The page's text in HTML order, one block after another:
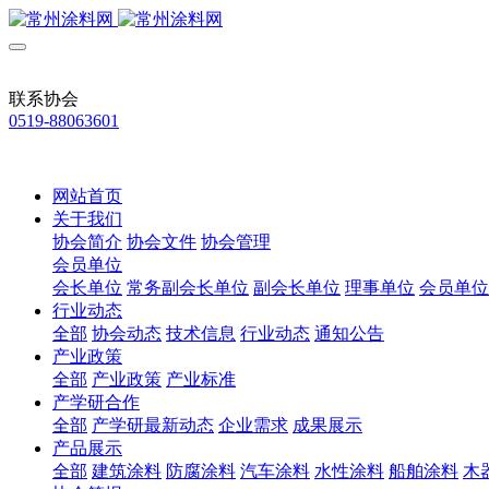
联系协会
0519-88063601
网站首页
关于我们
协会简介 协会文件 协会管理
会员单位
会长单位 常务副会长单位 副会长单位 理事单位 会员单位
行业动态
全部 协会动态 技术信息 行业动态 通知公告
产业政策
全部 产业政策 产业标准
产学研合作
全部 产学研最新动态 企业需求 成果展示
产品展示
全部 建筑涂料 防腐涂料 汽车涂料 水性涂料 船舶涂料 木